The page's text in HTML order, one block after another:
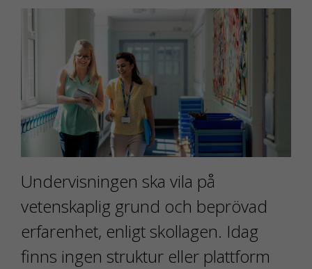
Undervisningen ska vila på
vetenskaplig grund och beprövad
erfarenhet, enligt skollagen. Idag
finns ingen struktur eller plattform